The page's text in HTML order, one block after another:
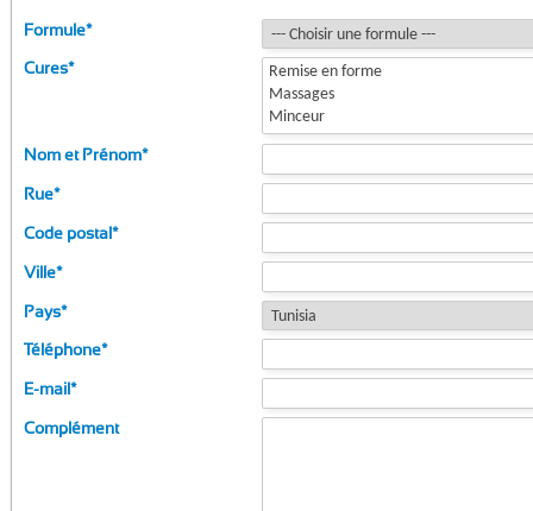
Formule*
Cures*
Nom et Prénom*
Rue*
Code postal*
Ville*
Pays*
Téléphone*
E-mail*
Complément